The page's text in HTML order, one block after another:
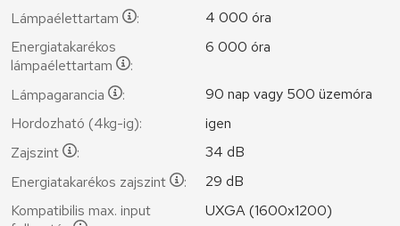
Lámpaélettartam
:
4 000 óra
Energiatakarékos
lámpaélettartam
:
6 000 óra
Lámpagarancia :
90 nap vagy 500 üzemóra
Hordozható (4kg-ig):
igen
Zajszint
:
34 dB
Energiatakarékos zajszint
:
29 dB
Kompatibilis max. input
UXGA (1600x1200)